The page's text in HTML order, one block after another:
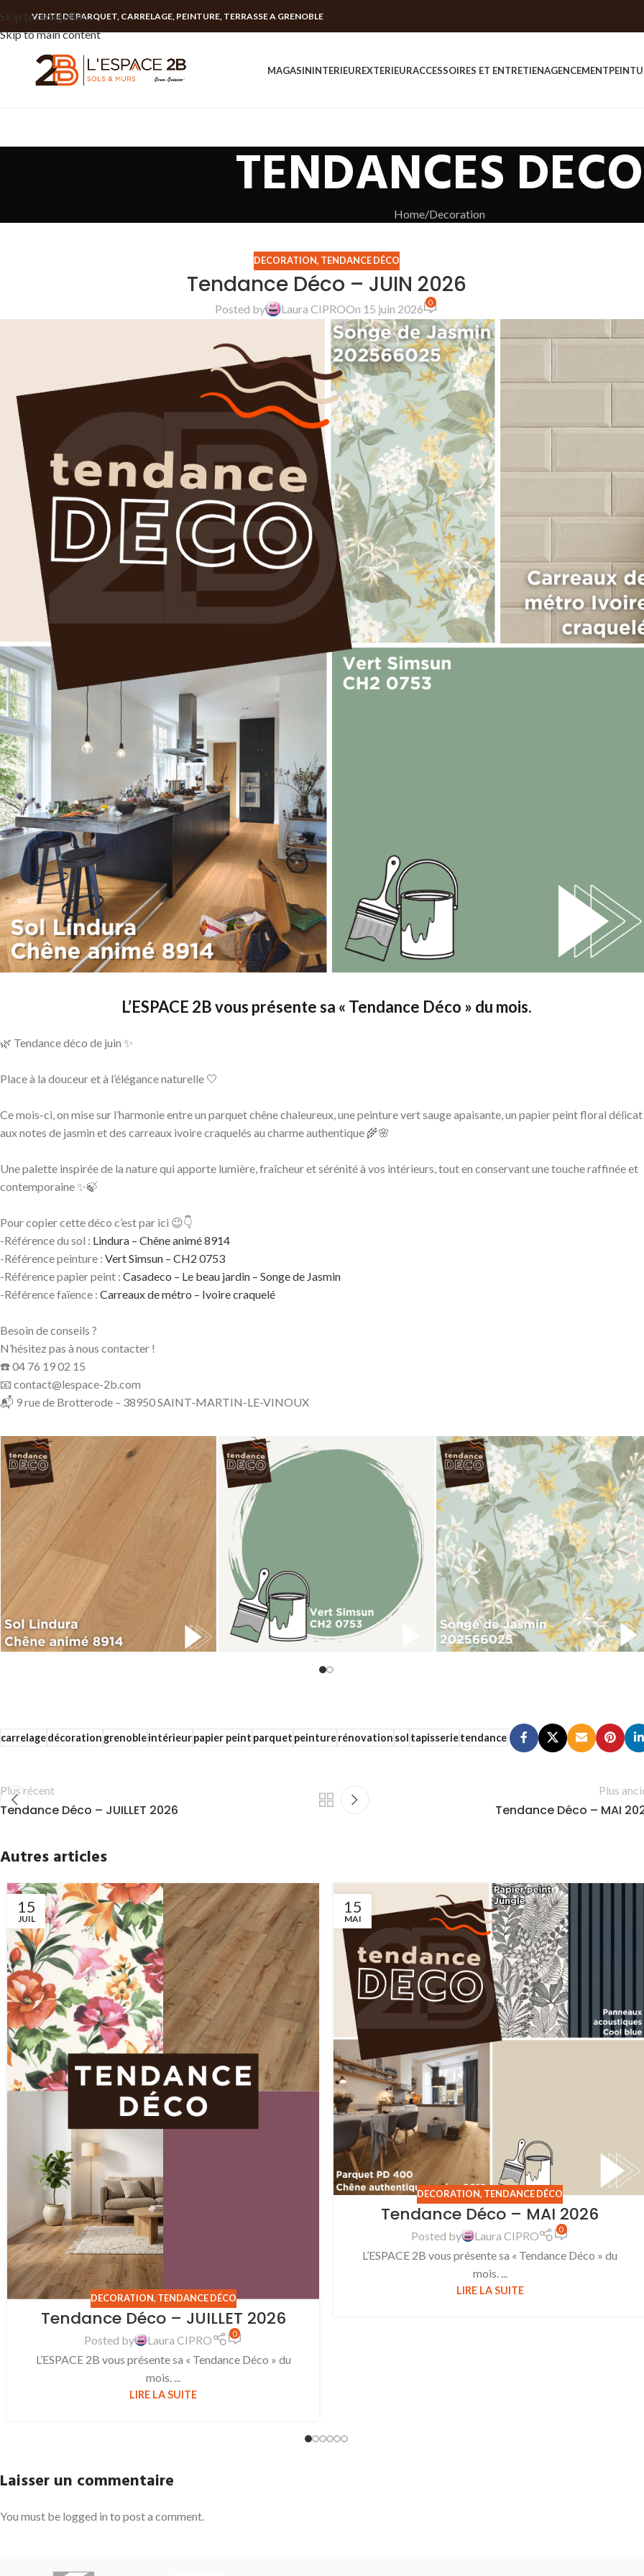
Skip to navigation
Skip to main content
VENTE DE PARQUET, CARRELAGE, PEINTURE, TERRASSE A GRENOBLE
MAGASININTERIEUREXTERIEURACCESSOIRES ET ENTRETIENAGENCEMENT
TENDANCES DECO
Home Decoration
DECORATION, TENDANCE DÉCO
Tendance Déco – JUIN 2026
Posted by Laura CIPROOn 15 juin 2026 0
L’ESPACE 2B vous présente sa « Tendance Déco » du mois.
🌿 Tendance déco de juin ✨
Place à la douceur et à l’élégance naturelle 🤍
Ce mois-ci, on mise sur l’harmonie entre un parquet chêne chaleureux, une peinture vert sauge apaisante, un papier peint floral délicat
aux notes de jasmin et des carreaux ivoire craquelés au charme authentique 🌾🌸
Une palette inspirée de la nature qui apporte lumière, fraîcheur et sérénité à vos intérieurs, tout en conservant une touche raffinée et
contemporaine ✨🍃
Pour copier cette déco c’est par ici 😉👇
-Référence du sol : Lindura – Chêne animé 8914
-Référence peinture : Vert Simsun – CH2 0753
-Référence papier peint : Casadeco – Le beau jardin – Songe de Jasmin
-Référence faïence : Carreaux de métro – Ivoire craquelé
Besoin de conseils ?
N’hésitez pas à nous contacter !
☎️ 04 76 19 02 15
📧 contact@lespace-2b.com
📬 9 rue de Brotterode – 38950 SAINT-MARTIN-LE-VINOUX
carrelagedécorationgrenobleintérieurpapier peintparquetpeinturerénovationsoltapisserietendance
Plus récent
Tendance Déco – JUILLET 2026
Plus
Tendance Déco – MAI
Autres articles
15
JUIL
DECORATION, TENDANCE DÉCO
Tendance Déco – JUILLET 2026
Posted by Laura CIPRO 0
L’ESPACE 2B vous présente sa « Tendance Déco » du
mois. ...
LIRE LA SUITE
15
MAI
DECORATION, TENDANCE DÉCO
Tendance Déco – MAI 2026
Posted by Laura CIPRO 0
L’ESPACE 2B vous présente sa « Tendance Déco » du
mois. ...
LIRE LA SUITE
Laisser un commentaire
You must be logged in to post a comment.